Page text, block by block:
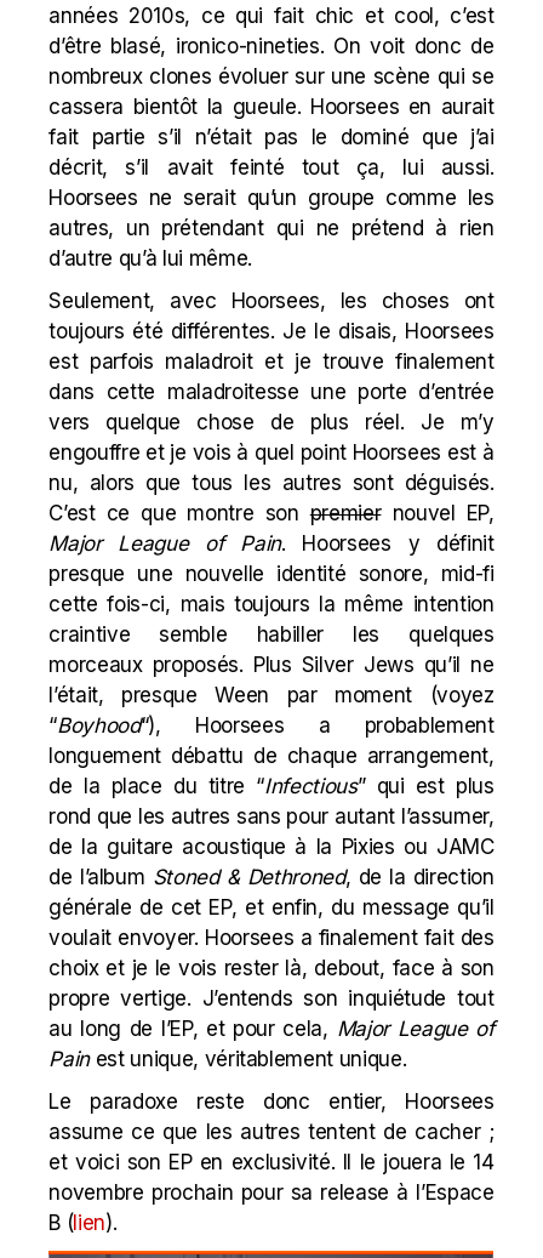
années 2010s, ce qui fait chic et cool, c’est
d’être blasé, ironico-nineties. On voit donc de
nombreux clones évoluer sur une scène qui se
cassera bientôt la gueule. Hoorsees en aurait
fait partie s’il n’était pas le dominé que j’ai
décrit, s’il avait feinté tout ça, lui aussi.
Hoorsees ne serait qu’un groupe comme les
autres, un prétendant qui ne prétend à rien
d’autre qu’à lui même.
Seulement, avec Hoorsees, les choses ont
toujours été différentes. Je le disais, Hoorsees
est parfois maladroit et je trouve finalement
dans cette maladroitesse une porte d’entrée
vers quelque chose de plus réel. Je m’y
engouffre et je vois à quel point Hoorsees est à
nu, alors que tous les autres sont déguisés.
C’est ce que montre sonpremiernouvel EP,
Major League of Pain. Hoorsees y définit
presque une nouvelle identité sonore, mid-fi
cette fois-ci, mais toujours la même intention
craintive semble habiller les quelques
morceaux proposés. Plus Silver Jews qu’il ne
l’était, presque Ween par moment (voyez
“Boyhood“), Hoorsees a probablement
longuement débattu de chaque arrangement,
de la place du titre “Infectious” qui est plus
rond que les autres sans pour autant l’assumer,
de la guitare acoustique à la Pixies ou JAMC
de l’album Stoned & Dethroned, de la direction
générale de cet EP, et enfin, du message qu’il
voulait envoyer. Hoorsees a finalement fait des
choix et je le vois rester là, debout, face à son
propre vertige. J’entends son inquiétude tout
au long de l’EP, et pour cela, Major League of
Painest unique, véritablement unique.
Le paradoxe reste donc entier, Hoorsees
assume ce que les autres tentent de cacher ;
et voici son EP en exclusivité. Il le jouera le 14
novembre prochain pour sa release à l’Espace
B ( lien).